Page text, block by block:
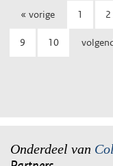
« vorige 1 2
9 10
Onderdeel van